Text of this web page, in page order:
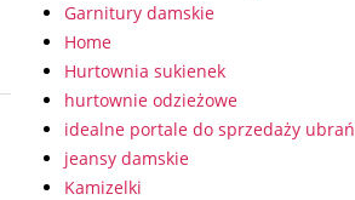
Garnitury damskie
Home
Hurtownia sukienek
hurtownie odzieżowe
idealne portale do sprzedaży ubrań
jeansy damskie
Kamizelki